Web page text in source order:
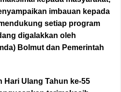
imbauan kepada
setiap program
digalakkan oleh
Bolmut dan Pemerintah
Hari Ulang Tahun ke-55